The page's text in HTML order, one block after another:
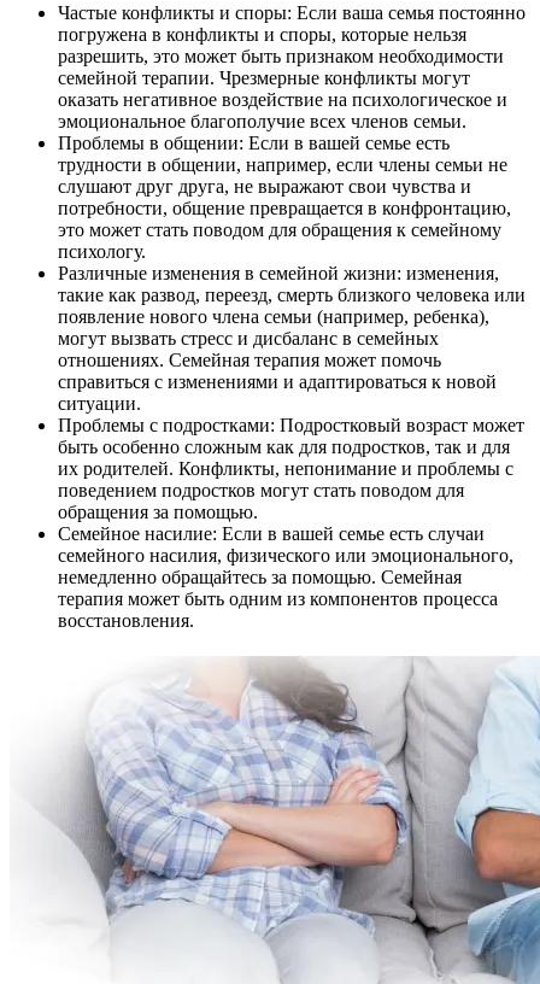
Частые конфликты и споры: Если ваша семья постоянно
погружена в конфликты и споры, которые нельзя
разрешить, это может быть признаком необходимости
семейной терапии. Чрезмерные конфликты могут
оказать негативное воздействие на психологическое и
эмоциональное благополучие всех членов семьи.
Проблемы в общении: Если в вашей семье есть
трудности в общении, например, если члены семьи не
слушают друг друга, не выражают свои чувства и
потребности, общение превращается в конфронтацию,
это может стать поводом для обращения к семейному
психологу.
Различные изменения в семейной жизни: изменения,
такие как развод, переезд, смерть близкого человека или
появление нового члена семьи (например, ребенка),
могут вызвать стресс и дисбаланс в семейных
отношениях. Семейная терапия может помочь
справиться с изменениями и адаптироваться к новой
ситуации.
Проблемы с подростками: Подростковый возраст может
быть особенно сложным как для подростков, так и для
их родителей. Конфликты, непонимание и проблемы с
поведением подростков могут стать поводом для
обращения за помощью.
Семейное насилие: Если в вашей семье есть случаи
семейного насилия, физического или эмоционального,
немедленно обращайтесь за помощью. Семейная
терапия может быть одним из компонентов процесса
восстановления.